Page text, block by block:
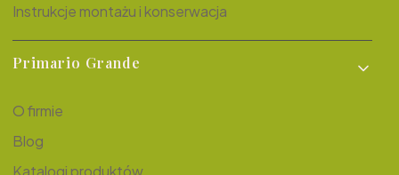
Instrukcje montażu i konserwacja
Primario Grande
O firmie
Blog
Katalogi produktów